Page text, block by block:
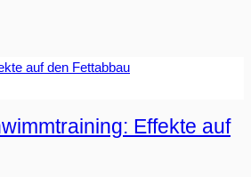
Effekte auf